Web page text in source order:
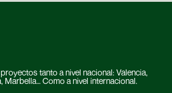
tanto a nivel nacional: Valencia,
Marbella… Como a nivel internacional.